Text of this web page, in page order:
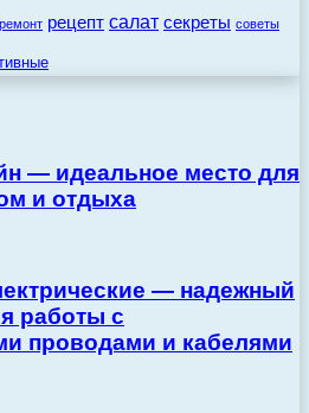
ремонт рецепт салат секреты советы
— идеальное место для
и отдыха
— надежный
работы с
проводами и кабелями